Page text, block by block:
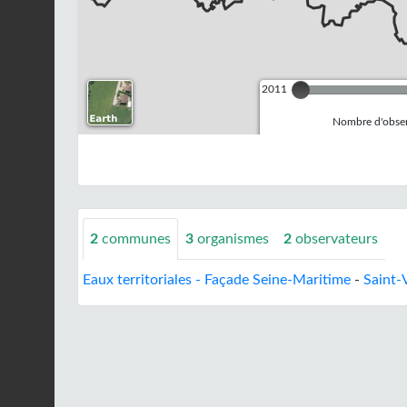
2011
Nombre
2 communes 3 organismes 2 observateurs
Eaux territoriales - Façade Seine-Maritime - Saint-